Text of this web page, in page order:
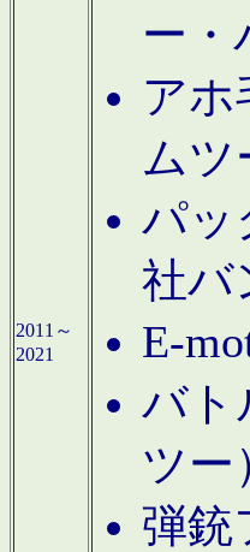
2011～
2021
ー・
アホ
ムツ
パッ
社バ
E-
バト
ツー
弾銃